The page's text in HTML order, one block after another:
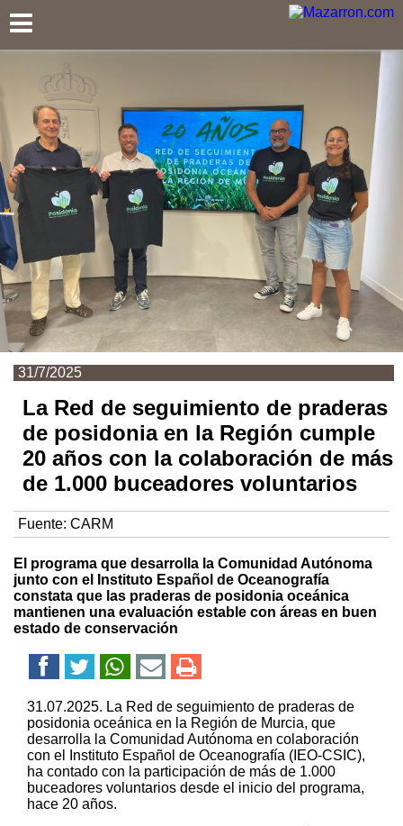
31/7/2025
La Red de seguimiento de praderas
de posidonia en la Región cumple
20 años con la colaboración de más
de 1.000 buceadores voluntarios
Fuente: CARM
El programa que desarrolla la Comunidad Autónoma
junto con el Instituto Español de Oceanografía
constata que las praderas de posidonia oceánica
mantienen una evaluación estable con áreas en buen
estado de conservación
31.07.2025. La Red de seguimiento de praderas de
posidonia oceánica en la Región de Murcia, que
desarrolla la Comunidad Autónoma en colaboración
con el Instituto Español de Oceanografía (IEO-CSIC),
ha contado con la participación de más de 1.000
buceadores voluntarios desde el inicio del programa,
hace 20 años.